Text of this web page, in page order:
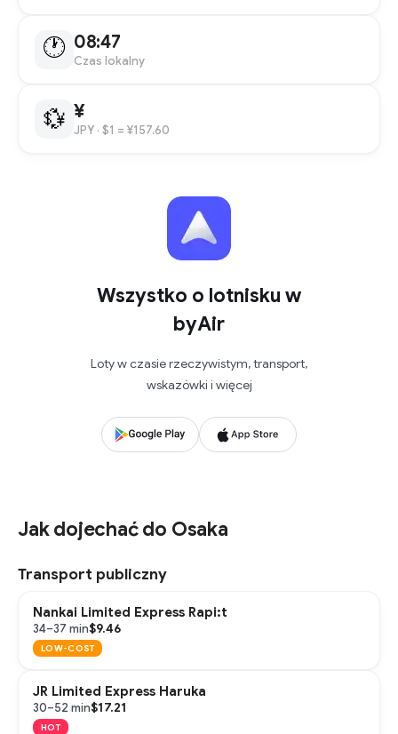
🕐 08:47
Czas lokalny
💱 ¥
JPY · $1 = ¥157.60
Wszystko o lotnisku w
byAir
Loty w czasie rzeczywistym, transport,
wskazówki i więcej
Jak dojechać do Osaka
Transport publiczny
Nankai Limited Express Rapi:t
34–37 min$9.46
LOW-COST
JR Limited Express Haruka
30–52 min$17.21
HOT